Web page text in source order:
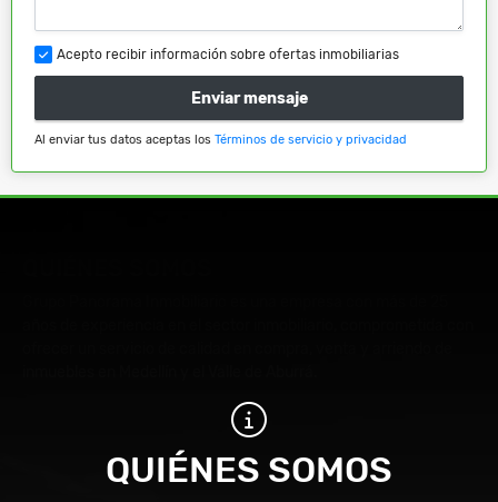
Acepto recibir información sobre ofertas inmobiliarias
Enviar mensaje
Al enviar tus datos aceptas los Términos de servicio y privacidad
QUIÉNES SOMOS